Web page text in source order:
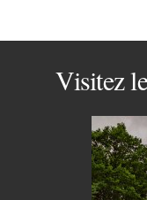
Visitez